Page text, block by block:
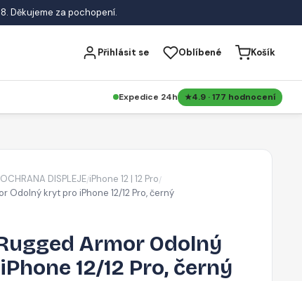
Děkujeme za pochopení.
Přihlásit se Oblíbené Košík
Expedice 24h 4.9 · 177 hodnocení
OCHRANA DISPLEJE/iPhone 12 | 12 Pro/
Odolný kryt pro iPhone 12/12 Pro, černý
Armor Odolný
12/12 Pro, černý